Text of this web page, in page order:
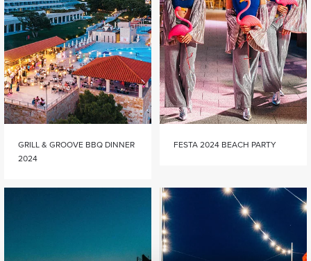
GRILL & GROOVE BBQ DINNER
2024
FESTA 2024 BEACH PARTY